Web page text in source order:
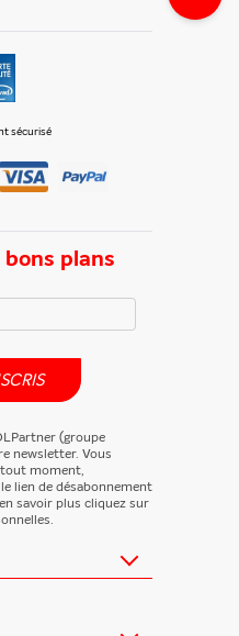
plans
(groupe
newsletter. Vous
moment,
lien de désabonnement
savoir plus cliquez sur
sécurisé